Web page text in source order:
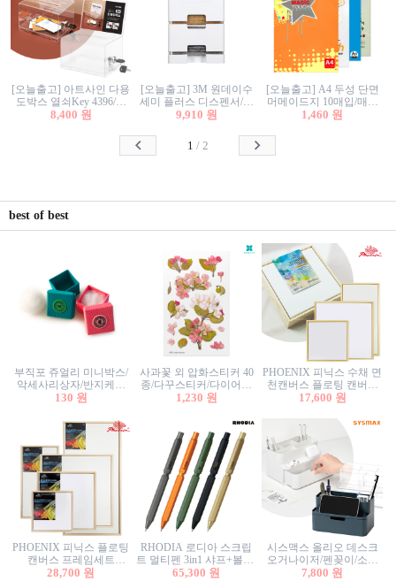
[오늘출고] 아트사인 다용
도박스 열쇠Key 4396/투
표함/건의함/모금함/응모
8,400 원
[오늘출고] 3M 원데이수
세미 플러스 디스펜서/소
프트수세미5매+강력수세
9,910 원
[오늘출고] A4 두성 단면
머메이드지 10매입/매직
터치/색지/색상지/색복사
칼라색지/고급복사지
1,460 원
1 / 2
best of best
부직포 쥬얼리 미니박스/
악세사리상자/반지케이
스/반지상자/귀걸이상자/
130 원
사과꽃 외 압화스티커 40
종/다꾸스티커/다이어리
꾸미기/꽃스티커/자연물
1,230 원
PHOENIX 피닉스 수채 면
천캔버스 플로팅 캔버스
프레임세트 30x30cm/액자
17,600 원
PHOENIX 피닉스 플로팅
캔버스 프레임세트
50x50cm/액자캔버스/인테
28,700 원
RHODIA 로디아 스크립
트 멀티펜 3in1 샤프+볼펜/
무광택 알루미늄 육각배
65,300 원
시스맥스 올리오 데스크
오거나이저/펜꽂이/소품
꽂이/소품함/정리함/수납
7,800 원